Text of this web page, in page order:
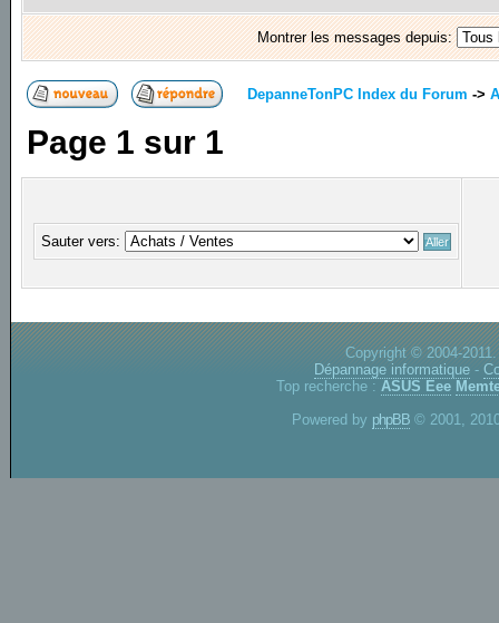
Montrer les messages depuis:
DepanneTonPC Index du Forum ->
Page 1 sur 1
Sauter vers:
Copyright © 2004-
Dépannage informatique -
Top recherche : ASUS Eee
Powered by phpBB © 2001,